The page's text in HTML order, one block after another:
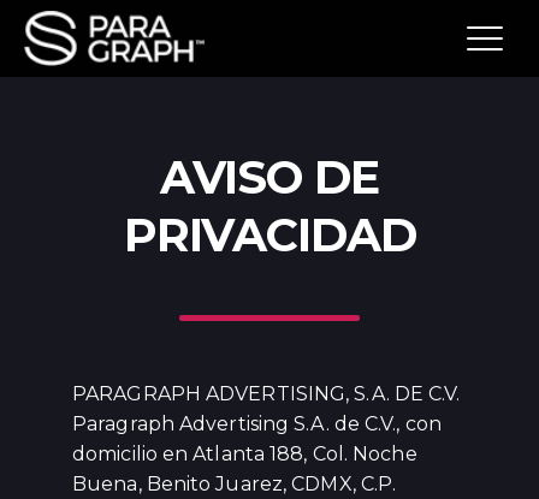
AVISO DE
PRIVACIDAD
PARAGRAPH ADVERTISING, S.A. DE C.V.
Paragraph Advertising S.A. de C.V., con
domicilio en Atlanta 188, Col. Noche
Buena, Benito Juarez, CDMX, C.P.